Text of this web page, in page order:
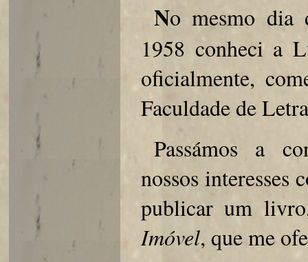
No mesmo dia
1958 conheci a
oficialmente,
Faculdade de
Passámos a
nossos interesses
publicar um
Imóvel, que me